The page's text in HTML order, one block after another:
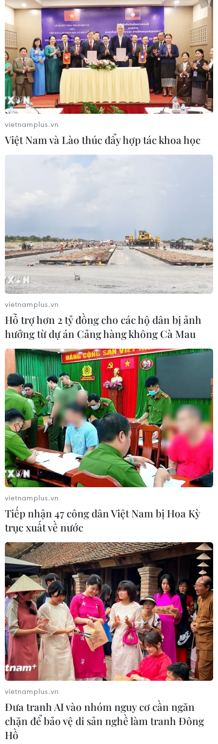
vietnamplus.vn
Việt Nam và Lào thúc đẩy hợp tác khoa học
vietnamplus.vn
Hỗ trợ hơn 2 tỷ đồng cho các hộ dân bị ảnh
hưởng từ dự án Cảng hàng không Cà Mau
vietnamplus.vn
Tiếp nhận 47 công dân Việt Nam bị Hoa Kỳ
trục xuất về nước
vietnamplus.vn
Đưa tranh AI vào nhóm nguy cơ cần ngăn
chặn để bảo vệ di sản nghề làm tranh Đông
Hồ